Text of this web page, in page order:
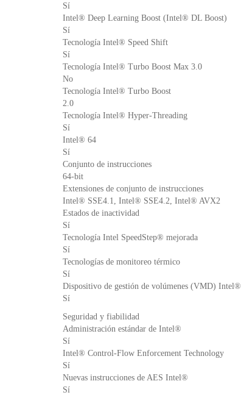
Sí
Intel® Deep Learning Boost (Intel® DL Boost)
Sí
Tecnología Intel® Speed Shift
Sí
Tecnología Intel® Turbo Boost Max 3.0
No
Tecnología Intel® Turbo Boost
2.0
Tecnología Intel® Hyper-Threading
Sí
Intel® 64
Sí
Conjunto de instrucciones
64-bit
Extensiones de conjunto de instrucciones
Intel® SSE4.1, Intel® SSE4.2, Intel® AVX2
Estados de inactividad
Sí
Tecnología Intel SpeedStep® mejorada
Sí
Tecnologías de monitoreo térmico
Sí
Dispositivo de gestión de volúmenes (VMD) Intel®
Sí
Seguridad y fiabilidad
Administración estándar de Intel®
Sí
Intel® Control-Flow Enforcement Technology
Sí
Nuevas instrucciones de AES Intel®
Sí